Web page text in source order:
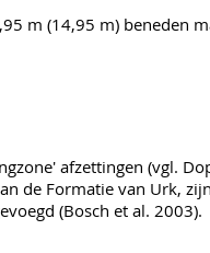
m (14,95 m) beneden
afzettingen (vgl.
de Formatie van Urk,
(Bosch et al. 2003).